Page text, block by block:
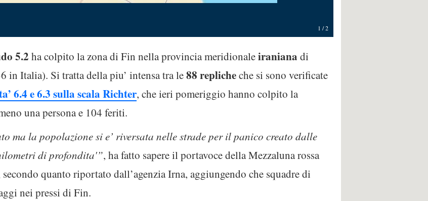
1 /2
5.2 ha colpito la zona di Fin nella provincia meridionaleiraniana di
in Italia). Si tratta della piu’ intensa tra le88 replicheche si sono verificate
6.4 e 6.3 sulla scala Richter, che ieri pomeriggio hanno colpito la
una persona e 104 feriti.
ma la popolazione si e’ riversata nelle strade per il panico creato dalle
di profondita'”, ha fatto sapere il portavoce della Mezzaluna rossa
quanto riportato dall’agenzia Irna, aggiungendo che squadre di
nei pressi di Fin.